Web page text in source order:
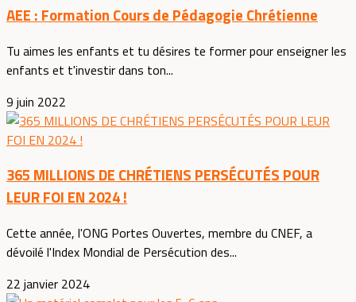
AEE : Formation Cours de Pédagogie Chrétienne
Tu aimes les enfants et tu désires te former pour enseigner les
enfants et t'investir dans ton...
9 juin 2022
365 MILLIONS DE CHRÉTIENS PERSÉCUTÉS POUR
LEUR FOI EN 2024 !
Cette année, l'ONG Portes Ouvertes, membre du CNEF, a
dévoilé l'Index Mondial de Persécution des...
22 janvier 2024